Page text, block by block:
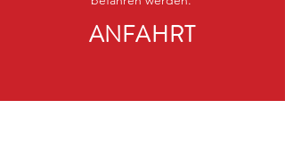
ANFAHRT